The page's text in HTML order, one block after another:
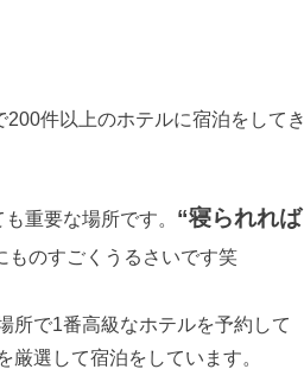
件以上のホテルに宿泊をしてき
重要な場所です。 “寝られれば
ものすごくうるさいです笑
所で1番高級なホテルを予約して
選して宿泊をしています。